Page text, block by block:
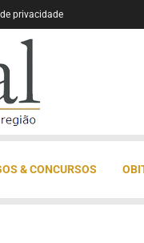
privacidade
& CONCURSOS